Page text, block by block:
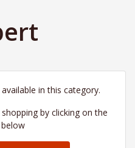
in this category.
by clicking on the